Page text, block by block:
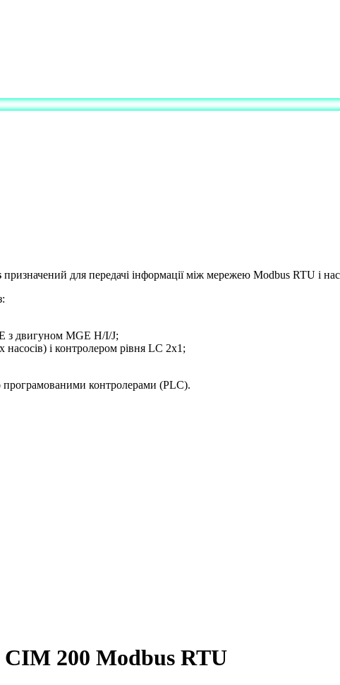
призначений для передачі інформації між мережею Modbus RTU і
з двигуном MGE H/I/J;
і контролером рівня LC 2x1;
контролерами (PLC).
CIM 200 Modbus RTU